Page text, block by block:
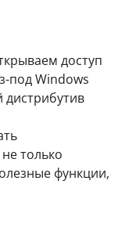
доступ
под Windows
только
функции,